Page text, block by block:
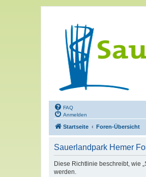
FAQ
Anmelden
Startseite Foren-Übersicht
Sauerlandpark Hemer
Diese Richtlinie beschreibt, wie
werden.